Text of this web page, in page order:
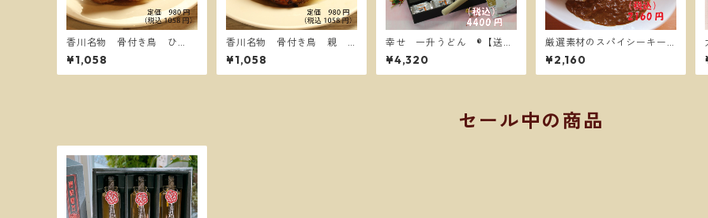
香川名物 骨付き鳥 ひ
な １本【送料別】
¥1,058
香川名物 骨付き鳥 親
１本【送料別】
¥1,058
幸せ 一升うどん ®【送料
別】
¥4,320
厳選素材のスパイシーキー
マカレー4食【送料別】
¥2,160
セール中の商品